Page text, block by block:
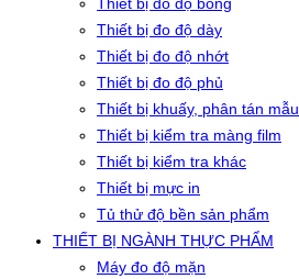
Thiết bị đo độ dày
Thiết bị đo độ nhớt
Thiết bị đo độ phủ
Thiết bị khuấy, phân tán mẫu
Thiết bị kiểm tra màng film
Thiết bị kiểm tra khác
Thiết bị mực in
Tủ thử độ bền sản phẩm
THIẾT BỊ NGÀNH THỰC PHẨM
Máy đo độ mặn